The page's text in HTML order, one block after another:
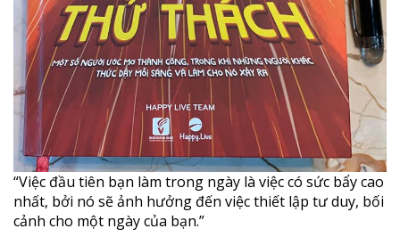
“Việc đầu tiên bạn làm trong ngày là việc có sức bẩy cao
nhất, bởi nó sẽ ảnh hưởng đến việc thiết lập tư duy, bối
cảnh cho một ngày của bạn.”